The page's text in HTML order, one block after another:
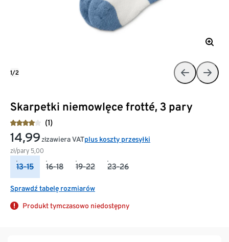
Skarpetki niemowlęce frotté, 3 pary
(1)
14,99 zł
zł/pary 5,00
zawiera VATplus koszty przesyłki
13-15 16-18 19-22 23-26
Sprawdź tabelę rozmiarów
Produkt tymczasowo niedostępny
1/2